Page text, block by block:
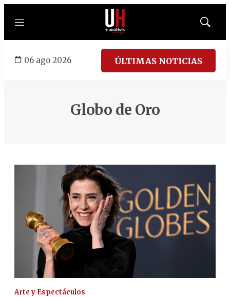
Menú
Mostrar
06 ago 2026 ÚLTIMAS NOTICIAS
Globo de Oro
Arte y Espectáculos